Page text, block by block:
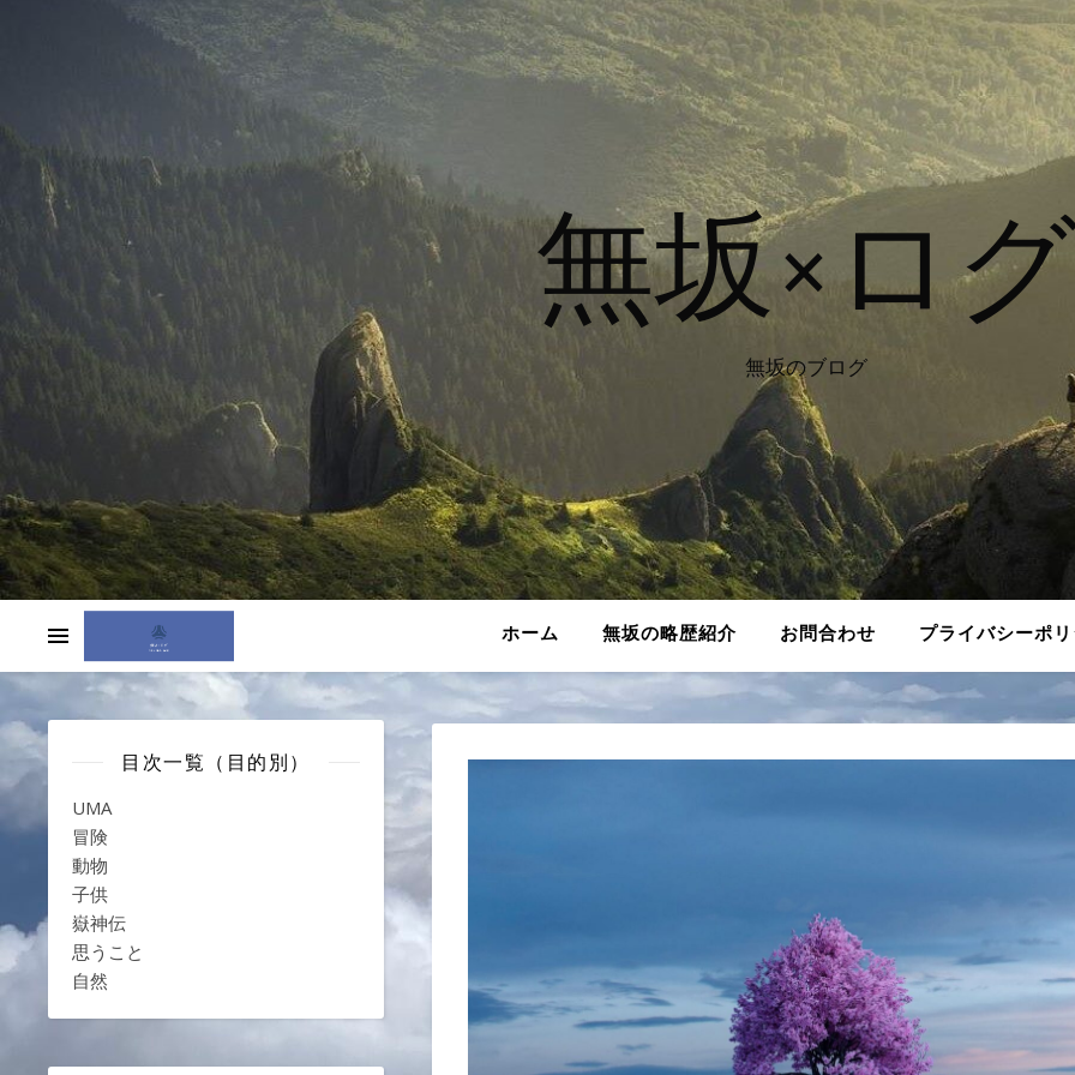
無坂×ロ
無坂のブログ
ホーム 無坂の略歴紹介 お問合わせ プライバシーポ
目次一覧（目的別）
UMA
冒険
動物
子供
嶽神伝
思うこと
自然